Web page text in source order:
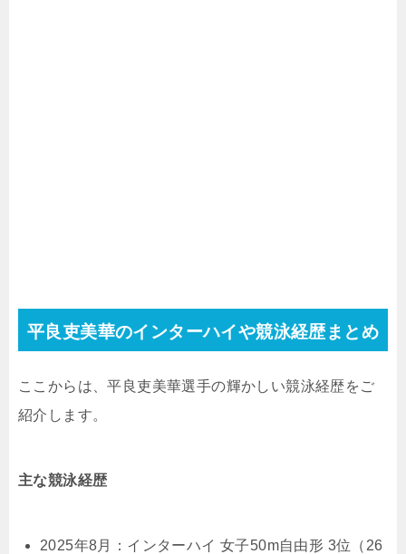
平良吏美華のインターハイや競泳経歴まとめ
ここからは、平良吏美華選手の輝かしい競泳経歴をご
紹介します。
主な競泳経歴
2025年8月：インターハイ 女子50m自由形 3位（26